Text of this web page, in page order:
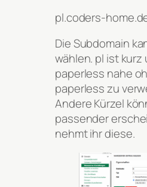
pl.coders-
Die Subdomain
wählen. pl ist kurz
paperless nahe
paperless zu
Andere Kürzel
passender
nehmt ihr diese.